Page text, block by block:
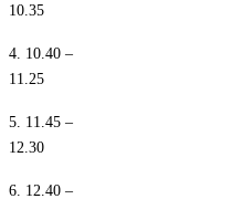
10.35
4. 10.40 –
11.25
5. 11.45 –
12.30
6. 12.40 –